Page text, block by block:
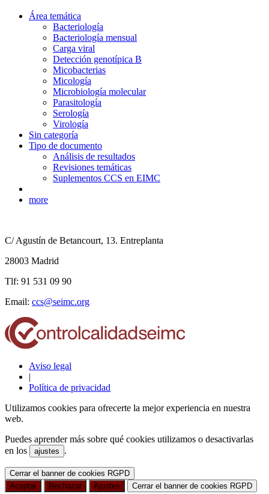
Área temática
Bacteriología
Bacteriología mensual
Carga viral
Detección genotípica B
Micobacterias
Micología
Microbiología molecular
Parasitología
Serología
Virología
Sin categoría
Tipo de documento
Análisis de resultados
Revisiones temáticas
Suplementos CCS en EIMC
more
C/ Agustín de Betancourt, 13. Entreplanta
28003 Madrid
Tlf: 91 531 09 90
Email: ccs@seimc.org
Aviso legal
Política de privacidad
Utilizamos cookies para ofrecerte la mejor experiencia en nuestra
web.
Puedes aprender más sobre qué cookies utilizamos o desactivarlas
en los
ajustes .
Cerrar el banner de cookies RGPD
Aceptar
Rechazar Ajustes Cerrar el banner de cookies RGPD